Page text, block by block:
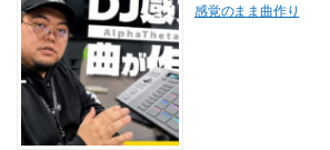
感覚のまま曲作り